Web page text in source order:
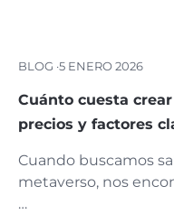
BLOG ·5 ENERO 2026
Cuánto cuesta
precios y factores
Cuando buscamos
metaverso, nos
…